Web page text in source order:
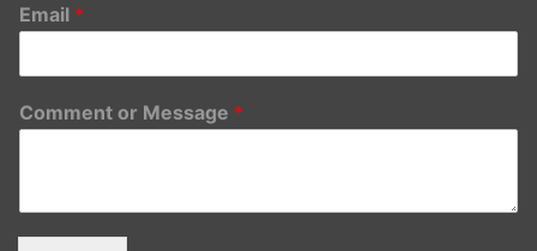
Email *
Comment or Message *